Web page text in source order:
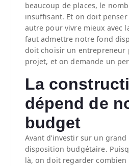
beaucoup de places, le
insuffisant. Et on doit
autre pour vivre mieux avec
faut admettre notre fond
doit choisir un entrepreneur
projet, et on demande un
La
dépend de
budget
Avant d’investir sur un
disposition budgétaire.
là, on doit regarder combien